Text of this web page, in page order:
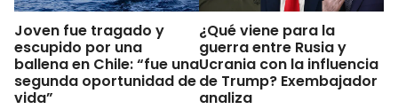
Joven fue tragado y
escupido por una
ballena en Chile: “fue una
segunda oportunidad de
vida”
¿Qué viene para la
guerra entre Rusia y
Ucrania con la influencia
de Trump? Exembajador
analiza